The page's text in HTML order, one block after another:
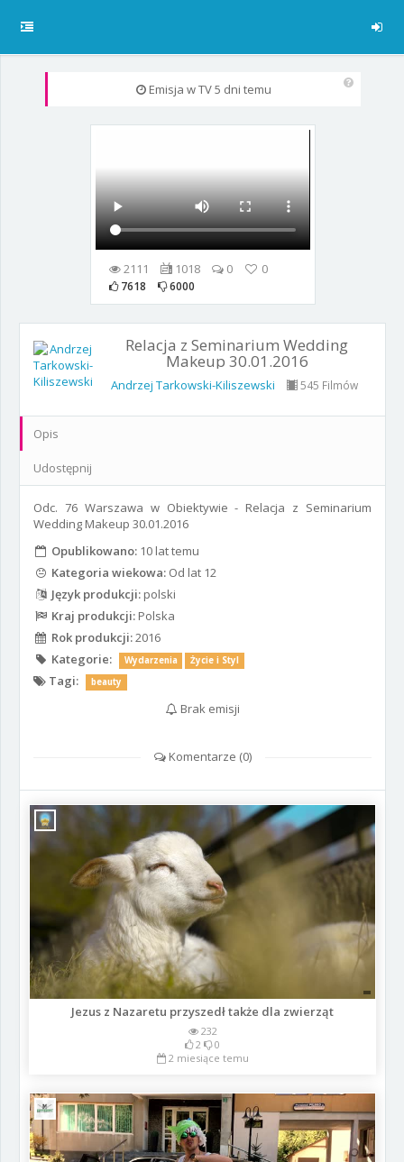
Emisja w TV5 dni temu
2111 1018 0 0
7618 6000
Relacja z Seminarium Wedding
Makeup 30.01.2016
Andrzej Tarkowski-Kiliszewski 545 Filmów
Opis
Udostępnij
Odc. 76 Warszawa w Obiektywie - Relacja z Seminarium
Wedding Makeup 30.01.2016
Opublikowano: 10 lat temu
Kategoria wiekowa:Od lat 12
Język produkcji:polski
Kraj produkcji:Polska
Rok produkcji:2016
Kategorie:
Wydarzenia Życie i Styl
Tagi: beauty
Brak emisji
Komentarze (0)
Jezus z Nazaretu przyszedł także dla zwierząt
232
2
0
2 miesiące temu